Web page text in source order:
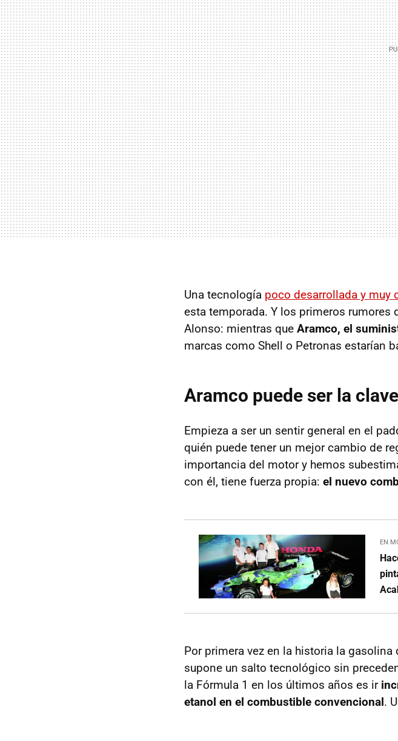
Una tecnología poco desarrollada y muy
esta temporada. Y los primeros
Alonso: mientras que Aramco, el
marcas como Shell o Petronas estarían
Aramco puede ser la
Empieza a ser un sentir general en el
quién puede tener un mejor cambio de
importancia del motor y hemos
con él, tiene fuerza propia: el nuevo
EN
Por primera vez en la historia la gasolina
supone un salto tecnológico sin
la Fórmula 1 en los últimos años es ir
etanol en el combustible convencional.